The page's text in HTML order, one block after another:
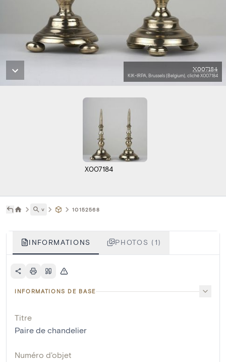
X007184
KIK-IRPA, Brussels (Belgium), cliché X007184
X007184
˅ 10152568
INFORMATIONS PHOTOS (1)
INFORMATIONS DE BASE
Titre
Paire de chandelier
Numéro d'objet